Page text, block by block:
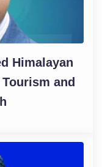
Himalayan
and